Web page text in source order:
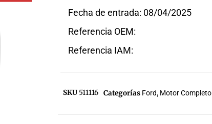
Fecha de entrada: 08/04/2025
Referencia OEM:
Referencia IAM:
SKU 511116 Categorías Ford, Motor Completo